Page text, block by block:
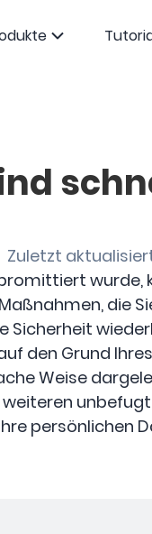
Zuletzt
wurde,
die
Sicherheit
den Grund
Weise
weiteren
persönlichen